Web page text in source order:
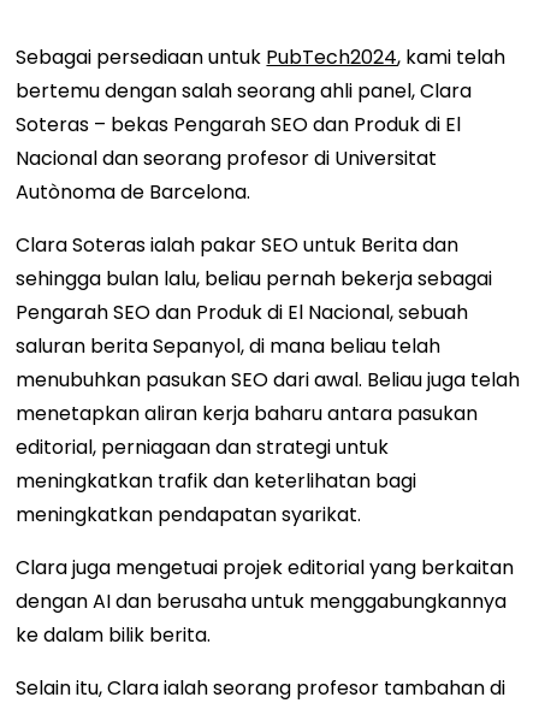
Sebagai persediaan untuk PubTech2024, kami telah
bertemu dengan salah seorang ahli panel, Clara
Soteras – bekas Pengarah SEO dan Produk di El
Nacional dan seorang profesor di Universitat
Autònoma de Barcelona.
Clara Soteras ialah pakar SEO untuk Berita dan
sehingga bulan lalu, beliau pernah bekerja sebagai
Pengarah SEO dan Produk di El Nacional, sebuah
saluran berita Sepanyol, di mana beliau telah
menubuhkan pasukan SEO dari awal. Beliau juga telah
menetapkan aliran kerja baharu antara pasukan
editorial, perniagaan dan strategi untuk
meningkatkan trafik dan keterlihatan bagi
meningkatkan pendapatan syarikat.
Clara juga mengetuai projek editorial yang berkaitan
dengan AI dan berusaha untuk menggabungkannya
ke dalam bilik berita.
Selain itu, Clara ialah seorang profesor tambahan di